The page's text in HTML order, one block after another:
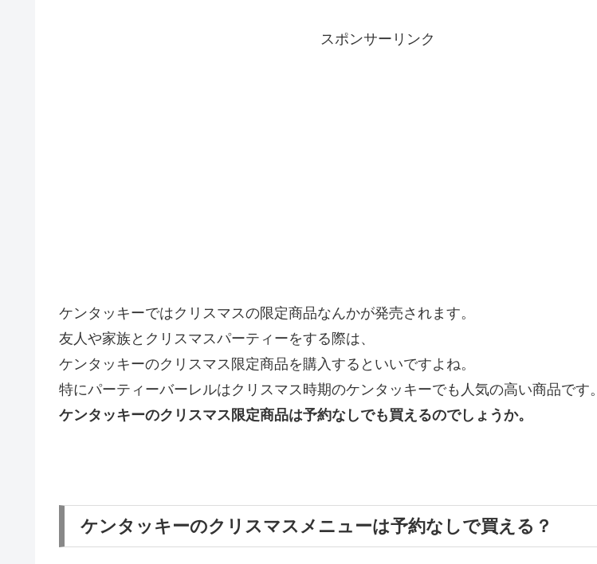
スポンサーリンク
ケンタッキーではクリスマスの限定商品なんかが発売されます。
友人や家族とクリスマスパーティーをする際は、
ケンタッキーのクリスマス限定商品を購入するといいですよね。
特にパーティーバーレルはクリスマス時期のケンタッキーでも人気の高い商品です。
ケンタッキーのクリスマス限定商品は予約なしでも買えるのでしょうか。
ケンタッキーのクリスマスメニューは予約なしで買える？